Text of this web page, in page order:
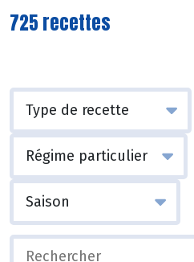
725 recettes